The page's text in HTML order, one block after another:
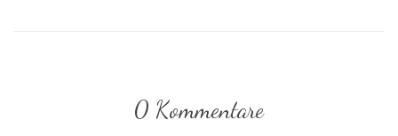
0 Kommentare